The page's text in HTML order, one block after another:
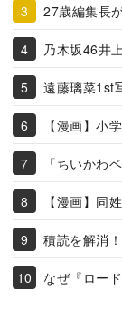
27歳編集長
乃木坂46井
遠藤璃菜1st
【漫画】小
「ちいかわ
【漫画】同
積読を解消
なぜ『ロー